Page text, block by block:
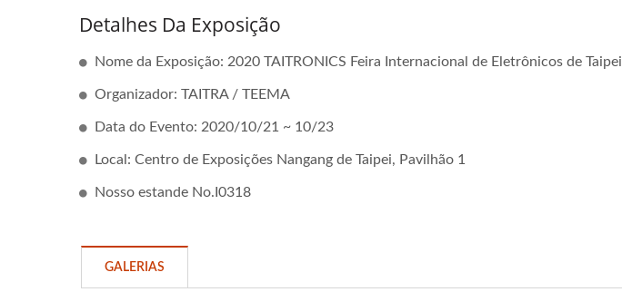
Detalhes Da Exposição
Nome da Exposição: 2020 TAITRONICS Feira Internacional de Eletrônicos de Taipei
Organizador: TAITRA / TEEMA
Data do Evento: 2020/10/21 ~ 10/23
Local: Centro de Exposições Nangang de Taipei, Pavilhão 1
Nosso estande No.I0318
GALERIAS